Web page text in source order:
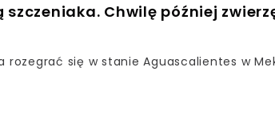
Chwilę później
rozegrać się w stanie Aguascalientes w